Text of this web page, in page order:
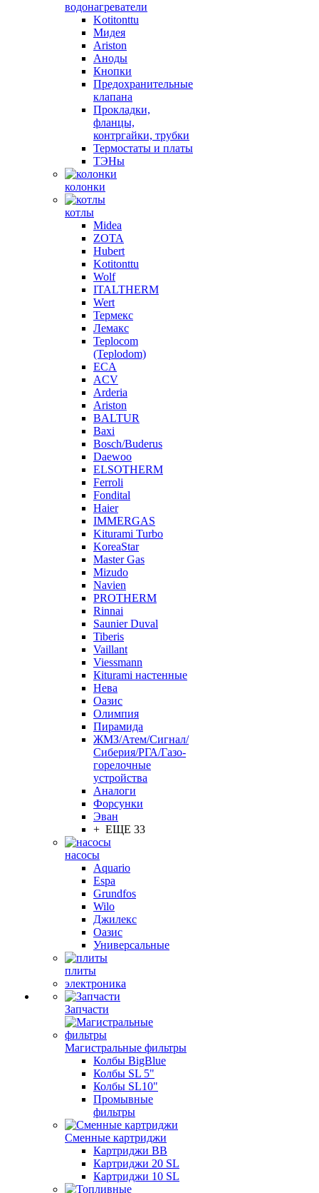
водонагреватели
Kotitonttu
Мидея
Ariston
Аноды
Кнопки
Предохранительные
клапана
Прокладки,
фланцы,
контргайки, трубки
Термостаты и платы
ТЭНы
колонки
котлы
Midea
ZOTA
Hubert
Kotitonttu
Wolf
ITALTHERM
Wert
Термекс
Лемакс
Teplocom
(Teplodom)
ECA
ACV
Arderia
Ariston
BALTUR
Baxi
Bosch/Buderus
Daewoo
ELSOTHERM
Ferroli
Fondital
Haier
IMMERGAS
Kiturami Turbo
KoreaStar
Master Gas
Mizudo
Navien
PROTHERM
Rinnai
Saunier Duval
Tiberis
Vaillant
Viessmann
Кiturami настенные
Нева
Оазис
Олимпия
Пирамида
ЖМЗ/Атем/Сигнал/
Сиберия/РГА/Газо-
горелочные
устройства
Aналоги
Форсунки
Эван
+ ЕЩЕ 33
насосы
Aquario
Espa
Grundfos
Wilo
Джилекс
Оазис
Универсальные
плиты
электроника
Запчасти
Магистральные фильтры
Колбы BigBlue
Колбы SL 5"
Колбы SL10"
Промывные
фильтры
Сменные картриджи
Картриджи BB
Картриджи 20 SL
Картриджи 10 SL